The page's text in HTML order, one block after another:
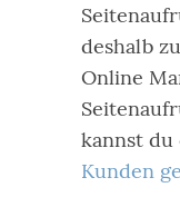
deshalb
Online
kannst
Kunden